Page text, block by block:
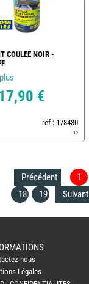
COULEE NOIR -
17,90 €
ref : 178430
19
Précédent 1
18
19 Suivant
nous
Légales